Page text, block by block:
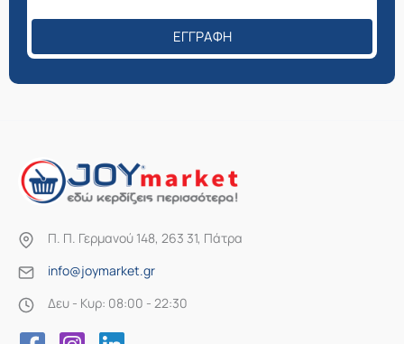
ΕΓΓΡΑΦΉ
Π. Π. Γερμανού 148, 263 31, Πάτρα
info@joymarket.gr
Δευ - Κυρ: 08:00 - 22:30